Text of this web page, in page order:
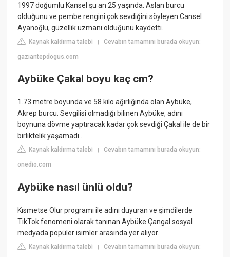
1997 doğumlu Kansel şu an 25 yaşında. Aslan burcu
olduğunu ve pembe rengini çok sevdiğini söyleyen Cansel
Ayanoğlu, güzellik uzmanı olduğunu kaydetti.
Kaynak kaldırma talebi |Cevabın tamamını burada okuyun:
gaziantepdogus.com
Aybüke Çakal boyu kaç cm?
1.73 metre boyunda ve 58 kilo ağırlığında olan Aybüke,
Akrep burcu. Sevgilisi olmadığı bilinen Aybüke, adını
boynuna dövme yaptıracak kadar çok sevdiği Çakal ile de bir
birliktelik yaşamadı...
Kaynak kaldırma talebi |Cevabın tamamını burada okuyun:
onedio.com
Aybüke nasıl ünlü oldu?
Kısmetse Olur programı ile adını duyuran ve şimdilerde
TikTok fenomeni olarak tanınan Aybüke Çangal sosyal
medyada popüler isimler arasında yer alıyor.
Kaynak kaldırma talebi |Cevabın tamamını burada okuyun: